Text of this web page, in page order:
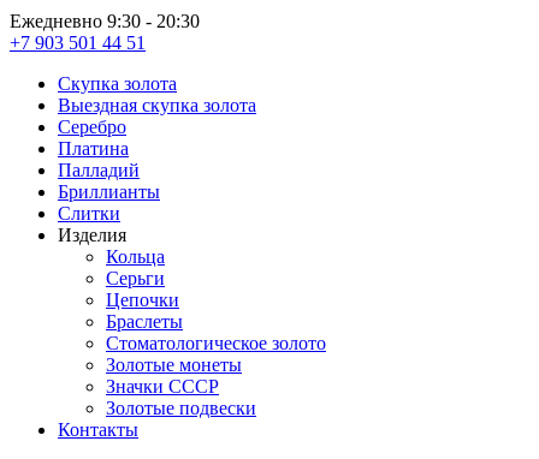
Ежедневно 9:30 - 20:30
+7 903 501 44 51
Скупка золота
Выездная скупка золота
Серебро
Платина
Палладий
Бриллианты
Слитки
Изделия
Кольца
Серьги
Цепочки
Браслеты
Стоматологическое золото
Золотые монеты
Значки СССР
Золотые подвески
Контакты